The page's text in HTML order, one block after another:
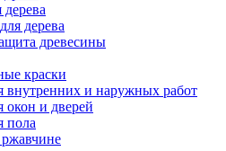
дерева
древесины
краски
внутренних и наружных работ
окон и дверей
пола